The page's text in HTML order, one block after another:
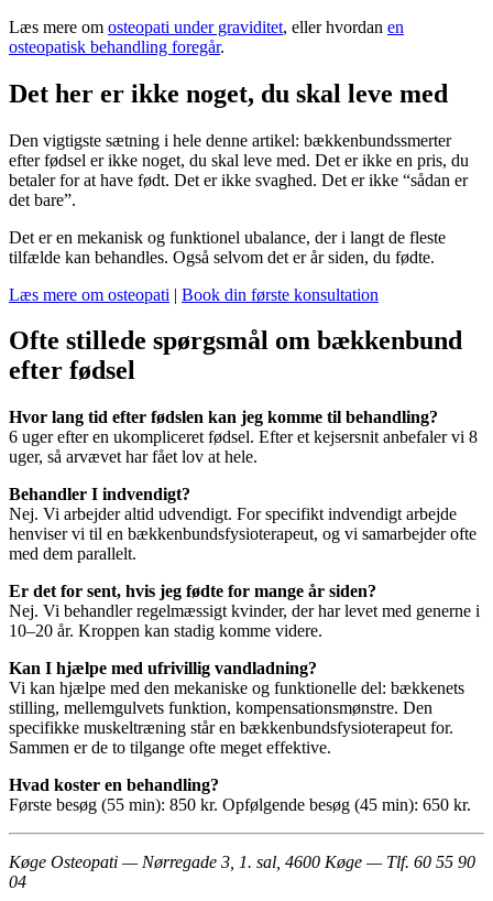
Læs mere om osteopati under graviditet, eller hvordan en
osteopatisk behandling foregår.
Det her er ikke noget, du skal leve med
Den vigtigste sætning i hele denne artikel: bækkenbundssmerter
efter fødsel er ikke noget, du skal leve med. Det er ikke en pris, du
betaler for at have født. Det er ikke svaghed. Det er ikke “sådan er
det bare”.
Det er en mekanisk og funktionel ubalance, der i langt de fleste
tilfælde kan behandles. Også selvom det er år siden, du fødte.
Læs mere om osteopati | Book din første konsultation
Ofte stillede spørgsmål om bækkenbund
efter fødsel
Hvor lang tid efter fødslen kan jeg komme til behandling?
6 uger efter en ukompliceret fødsel. Efter et kejsersnit anbefaler vi 8
uger, så arvævet har fået lov at hele.
Behandler I indvendigt?
Nej. Vi arbejder altid udvendigt. For specifikt indvendigt arbejde
henviser vi til en bækkenbundsfysioterapeut, og vi samarbejder ofte
med dem parallelt.
Er det for sent, hvis jeg fødte for mange år siden?
Nej. Vi behandler regelmæssigt kvinder, der har levet med generne i
10–20 år. Kroppen kan stadig komme videre.
Kan I hjælpe med ufrivillig vandladning?
Vi kan hjælpe med den mekaniske og funktionelle del: bækkenets
stilling, mellemgulvets funktion, kompensationsmønstre. Den
specifikke muskeltræning står en bækkenbundsfysioterapeut for.
Sammen er de to tilgange ofte meget effektive.
Hvad koster en behandling?
Første besøg (55 min): 850 kr. Opfølgende besøg (45 min): 650 kr.
Køge Osteopati — Nørregade 3, 1. sal, 4600 Køge — Tlf. 60 55 90
04